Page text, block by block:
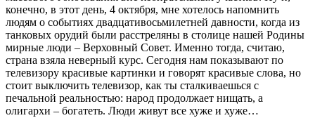
конечно, в этот день, 4 октября, мне хотелось напомнить
людям о событиях двадцативосьмилетней давности, когда из
танковых орудий были расстреляны в столице нашей Родины
мирные люди – Верховный Совет. Именно тогда, считаю,
страна взяла неверный курс. Сегодня нам показывают по
телевизору красивые картинки и говорят красивые слова, но
стоит выключить телевизор, как ты сталкиваешься с
печальной реальностью: народ продолжает нищать, а
олигархи – богатеть. Люди живут все хуже и хуже…